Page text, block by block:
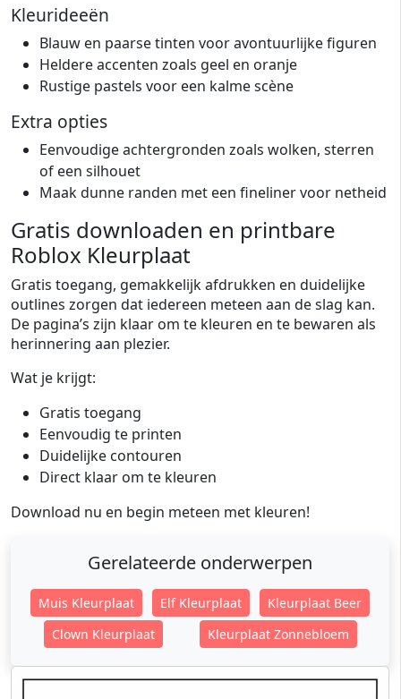
Kleurideeën
Blauw en paarse tinten voor avontuurlijke figuren
Heldere accenten zoals geel en oranje
Rustige pastels voor een kalme scène
Extra opties
Eenvoudige achtergronden zoals wolken, sterren
of een silhouet
Maak dunne randen met een fineliner voor netheid
Gratis downloaden en printbare
Roblox Kleurplaat
Gratis toegang, gemakkelijk afdrukken en duidelijke
outlines zorgen dat iedereen meteen aan de slag kan.
De pagina’s zijn klaar om te kleuren en te bewaren als
herinnering aan plezier.
Wat je krijgt:
Gratis toegang
Eenvoudig te printen
Duidelijke contouren
Direct klaar om te kleuren
Download nu en begin meteen met kleuren!
Gerelateerde onderwerpen
Muis Kleurplaat Elf Kleurplaat
Kleurplaat Beer
Clown Kleurplaat
Kleurplaat Zonnebloem